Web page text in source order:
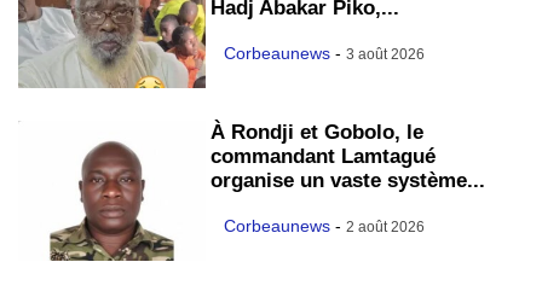
Hadj Abakar Piko,...
Corbeaunews - 3 août 2026
À Rondji et Gobolo, le
commandant Lamtagué
organise un vaste système...
Corbeaunews - 2 août 2026